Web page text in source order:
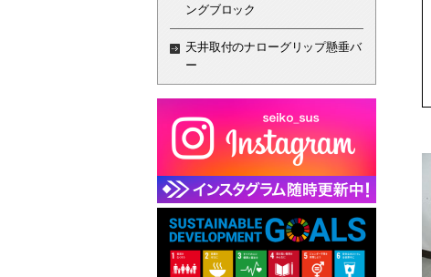
ングブロック
天井取付のナローグリップ懸垂バ
ー